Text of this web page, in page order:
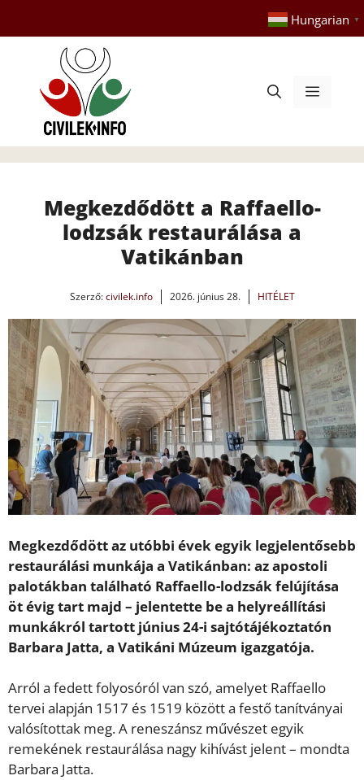
tartalomba
Hungarian ▼
Menü
Megkezdődött a Raffaello-
lodzsák restaurálása a
Vatikánban
Szerző:civilek.info 2026. június 28. HITÉLET
Megkezdődött az utóbbi évek egyik legjelentősebb
restaurálási munkája a Vatikánban: az apostoli
palotákban található Raffaello-lodzsák felújítása
öt évig tart majd – jelentette be a helyreállítási
munkákról tartott június 24-i sajtótájékoztatón
Barbara Jatta, a Vatikáni Múzeum igazgatója.
Arról a fedett folyosóról van szó, amelyet Raffaello
tervei alapján 1517 és 1519 között a festő tanítványai
valósítottak meg. A reneszánsz művészet egyik
remekének restaurálása nagy kihívást jelent – mondta
Barbara Jatta.